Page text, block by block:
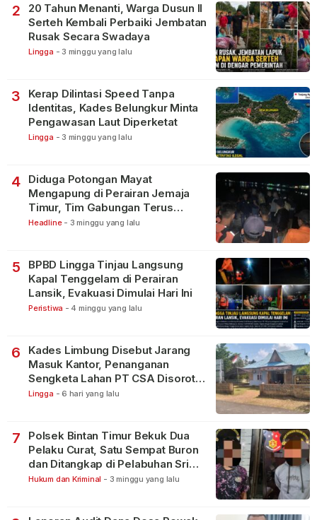
2
20 Tahun Menanti, Warga Dusun II
Serteh Kembali Perbaiki Jembatan
Rusak Secara Swadaya
Lingga - 3 minggu yang lalu
3
Kerap Dilintasi Speed Tanpa
Identitas, Kades Belungkur Minta
Pengawasan Laut Diperketat
Lingga - 3 minggu yang lalu
4
Diduga Potongan Mayat
Mengapung di Perairan Jemaja
Timur, Tim Gabungan Terus
Lakukan Pencarian
Headline - 3 minggu yang lalu
5
BPBD Lingga Tinjau Langsung
Kapal Tenggelam di Perairan
Lansik, Evakuasi Dimulai Hari Ini
Peristiwa - 4 minggu yang lalu
6
Kades Limbung Disebut Jarang
Masuk Kantor, Penanganan
Sengketa Lahan PT CSA Disorot
Warga
Lingga - 6 hari yang lalu
7
Polsek Bintan Timur Bekuk Dua
Pelaku Curat, Satu Sempat Buron
dan Ditangkap di Pelabuhan Sri
Bintan Pura
Hukum dan Kriminal - 3 minggu yang lalu